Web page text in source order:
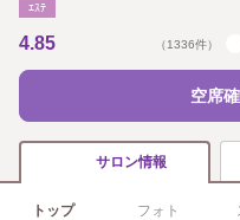
ｴｽﾃ
4.85 （1336件）
空席
サロン情報
トップ フォト